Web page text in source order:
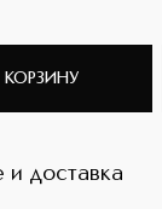
КОРЗИНУ
и доставка